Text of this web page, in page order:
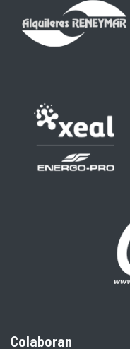
Colaboran